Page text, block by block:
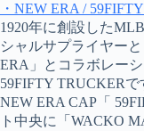
・NEW ERA /
1920年に創設した
シャルサプライヤー
ERA」とコラボレー
59FIFTY TRUCKERで
NEW ERA CAP「
ト中央に「WACKO